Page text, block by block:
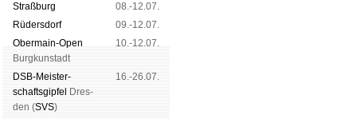
Straß­burg
08.-12.07.
Rüders­dorf
09.-12.07.
Ober­main-Open
Burg­kun­stadt
10.-12.07.
DSB-Meister­
schafts­gipfel
Dres­
den (SVS)
16.-26.07.